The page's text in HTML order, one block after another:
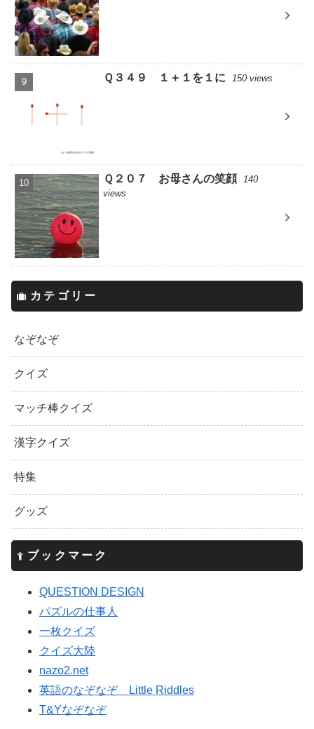
Ｑ３４９ １＋１を１に 150 views
Ｑ２０７ お母さんの笑顔 140
views
カテゴリー
なぞなぞ
クイズ
マッチ棒クイズ
漢字クイズ
特集
グッズ
ブックマーク
QUESTION DESIGN
パズルの仕事人
一枚クイズ
クイズ大陸
nazo2.net
英語のなぞなぞ Little Riddles
T&Yなぞなぞ